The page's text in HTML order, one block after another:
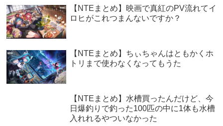
【NTEまとめ】映画で真紅のPV流れてイ
ロヒがこれつまんないですか？
【NTEまとめ】ちぃちゃんはともかくホ
トリまで使わなくなってもうた
【NTEまとめ】水槽買ったんだけど、今
日爆釣りで釣った100匹の中に1体も水槽
入れれるやついなかった